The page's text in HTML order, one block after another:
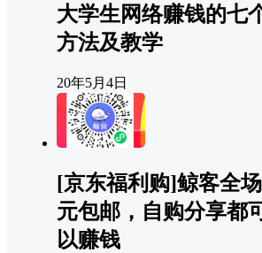
大学生网络赚钱的七
方法及教学
20年5月4日
[京东福利购]鲸客全
元包邮，自购分享都
以赚钱